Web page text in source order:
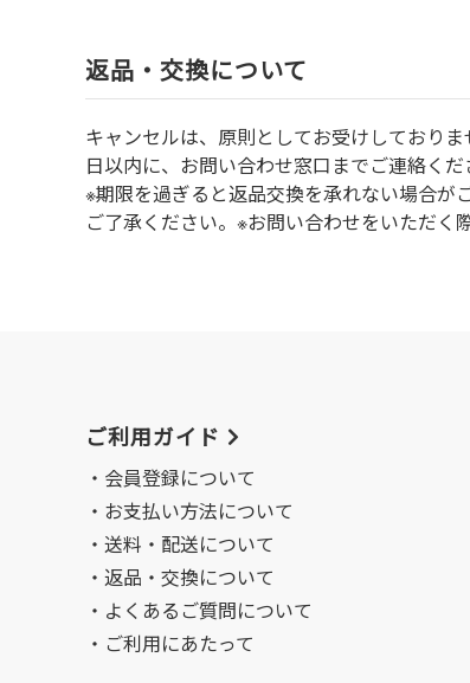
返品・交換について
キャンセルは、原則としてお受けしており
⽇以内に、お問い合わせ窓⼝までご連絡く
※期限を過ぎると返品交換を承れない場合が
ご了承ください。※お問い合わせをいただく
ご利用ガイド
会員登録について
お支払い方法について
送料・配送について
返品・交換について
よくあるご質問について
ご利用にあたって